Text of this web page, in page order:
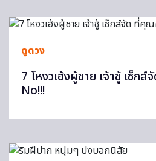
ดูดวง
7 โหงวเฮ้งผู้ชาย เจ้าชู้ เซ็ก
No!!!